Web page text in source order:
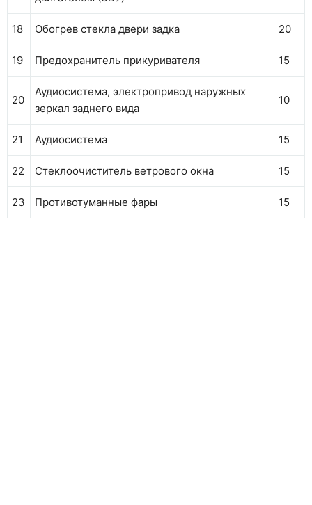
18 Обогрев стекла двери задка 20
19 Предохранитель прикуривателя 15
20
Аудиосистема, электропривод наружных
зеркал заднего вида
10
21 Аудиосистема 15
22 Стеклоочиститель ветрового окна 15
23 Противотуманные фары 15